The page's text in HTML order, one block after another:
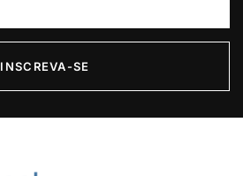
INSCREVA-SE